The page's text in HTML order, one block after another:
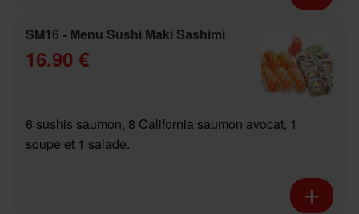
SM16 - Menu Sushi Maki Sashimi
16.90 €
6 sushis saumon, 8 California saumon avocat, 1
soupe et 1 salade.